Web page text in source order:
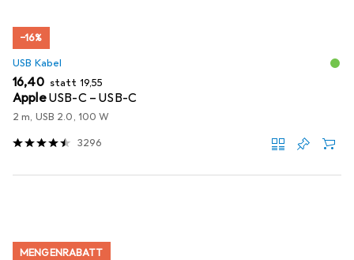
−16%
USB Kabel
EUR
16,40 statt EUR
19,55
AppleUSB-C – USB-C
2 m, USB 2.0, 100 W
3296
MENGENRABATT